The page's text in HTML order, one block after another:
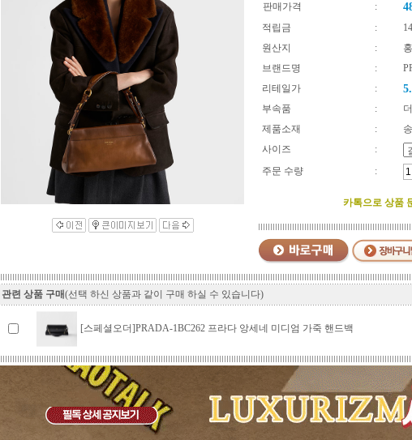
판매가격 :
적립금 :
원산지
:
브랜드명
:
리테일가
:
부속품 :
제품소재
:
사이즈
:
주문 수량
:
카톡으로 상품
관련 상품 구매(선택 하신 상품과 같이 구매 하실 수 있습니다)
[스페셜오더]PRADA-1BC262 프라다 앙세네 미디엄 가죽 핸드백